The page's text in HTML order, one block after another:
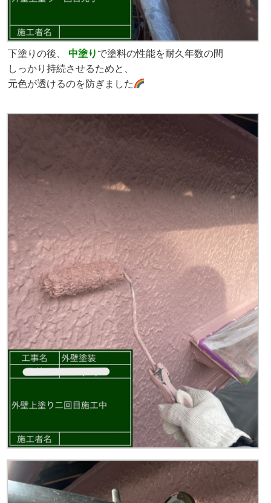
下塗りの後、 中塗りで塗料の性能を耐久年数の間
しっかり持続させるためと、
元色が透けるのを防ぎました